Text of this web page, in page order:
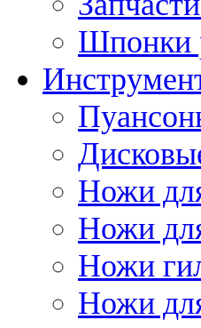
Шпонки
Ножи
Ножи
Ножи
Ножи